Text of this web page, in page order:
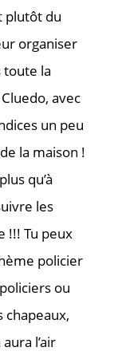
plutôt du
organiser
toute la
avec
un peu
la maison !
qu’à
les
!!! Tu peux
policier
ou
chapeaux,
l’air